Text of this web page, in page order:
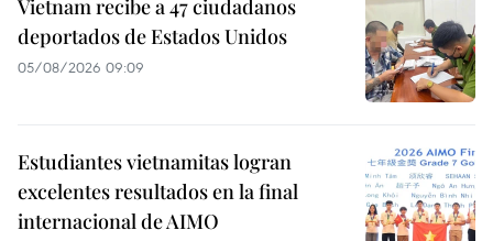
Vietnam recibe a 47 ciudadanos
deportados de Estados Unidos
05/08/2026 09:09
Estudiantes vietnamitas logran
excelentes resultados en la final
internacional de AIMO